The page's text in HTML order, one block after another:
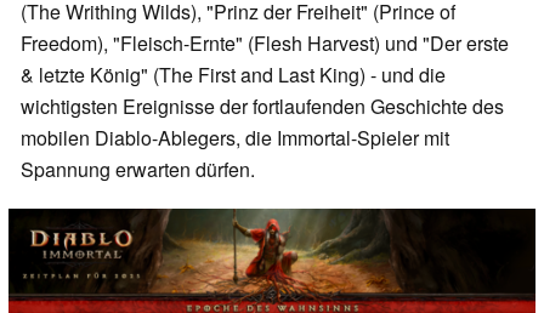
(The Writhing Wilds), "Prinz der Freiheit" (Prince of
Freedom), "Fleisch-Ernte" (Flesh Harvest) und "Der erste
& letzte König" (The First and Last King) - und die
wichtigsten Ereignisse der fortlaufenden Geschichte des
mobilen Diablo-Ablegers, die Immortal-Spieler mit
Spannung erwarten dürfen.